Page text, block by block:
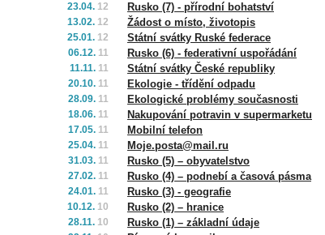
23.04. 12 Rusko (7) - přírodní bohatství
13.02. 12 Žádost o místo, životopis
25.01. 12 Státní svátky Ruské federace
06.12. 11 Rusko (6) - federativní uspořádání
11.11. 11 Státní svátky České republiky
20.10. 11 Ekologie - třídění odpadu
28.09. 11 Ekologické problémy současnosti
18.06. 11 Nakupování potravin v supermarketu
17.05. 11 Mobilní telefon
25.04. 11 Moje.posta@mail.ru
31.03. 11 Rusko (5) – obyvatelstvo
27.02. 11 Rusko (4) – podnebí a časová pásma
24.01. 11 Rusko (3) - geografie
10.12. 10 Rusko (2) – hranice
28.11. 10 Rusko (1) – základní údaje